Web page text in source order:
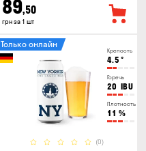
89,50
грн за 1 шт
Крепость
4.5 °
Горечь
20 IBU
Плотность
11 %
(0)
Только онлайн